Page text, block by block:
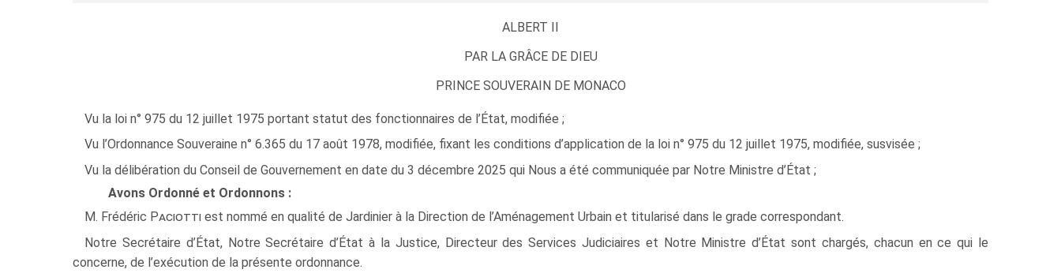
ALBERT II
PAR LA GRÂCE DE DIEU
PRINCE SOUVERAIN DE MONACO
Vu la loi n° 975 du 12 juillet 1975 portant statut des fonctionnaires de l’État, modifiée ;
Vu l’Ordonnance Souveraine n° 6.365 du 17 août 1978, modifiée, fixant les conditions d’application de la loi n° 975 du 12 juillet 1975, modifiée, susvisée ;
Vu la délibération du Conseil de Gouvernement en date du 3 décembre 2025 qui Nous a été communiquée par Notre Ministre d’État ;
Avons Ordonné et Ordonnons :
M. Frédéric Paciotti est nommé en qualité de Jardinier à la Direction de l’Aménagement Urbain et titularisé dans le grade correspondant.
Notre Secrétaire d’État, Notre Secrétaire d’État à la Justice, Directeur des Services Judiciaires et Notre Ministre d’État sont chargés, chacun en ce qui le
concerne, de l’exécution de la présente ordonnance.